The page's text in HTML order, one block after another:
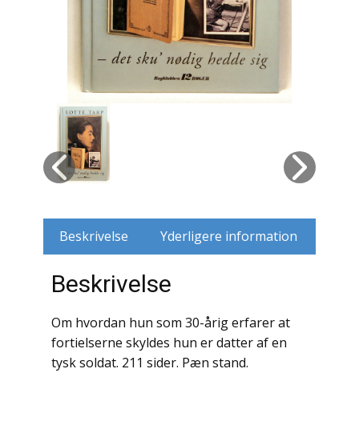
Håndværk
Hobby
Hus / Have
Husdyr
Krige / Slag
Kunst
Beskrivelse Yderligere information
Beskrivelse
Om hvordan hun som 30-årig erfarer at
fortielserne skyldes hun er datter af en
tysk soldat. 211 sider. Pæn stand.